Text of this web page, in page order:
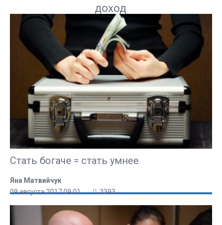
доход
Стать богаче = стать умнее
Яна Матвийчук
09 августа 2017 09:01
3393